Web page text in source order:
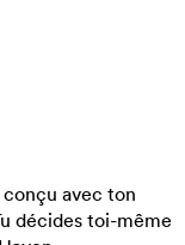
avec ton
décides toi-même